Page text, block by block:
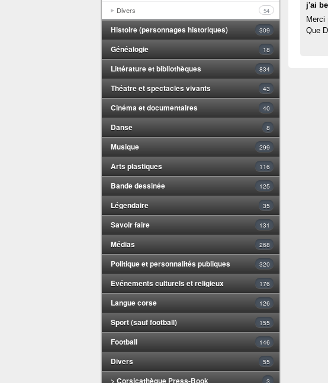
Divers 54
Histoire (personnages historiques) 309
Généalogie 18
Littérature et bibliothèques 834
Théâtre et spectacles vivants 43
Cinéma et documentaires 40
Danse 8
Musique 299
Arts plastiques 116
Bande dessinée 125
Légendaire 35
Savoir faire 131
Médias 268
Politique et personnalités publiques 320
Evénements culturels et religieux 176
Langue corse 126
Sport (sauf football) 155
Football 146
Divers 55
> Corsicathèque Press-Book 3
j'ai
Merci
Que